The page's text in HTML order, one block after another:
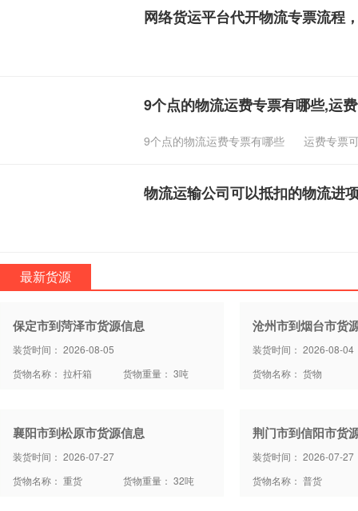
网络货运平台代开物流专票流程
9个点的物流运费专票有哪些,运
9个点的物流运费专票有哪些 运费专票
物流运输公司可以抵扣的物流进
最新货源
保定市到菏泽市货源信息
装货时间： 2026-08-05
货物名称： 拉杆箱
货物重量： 3吨
沧州市到烟台市货
装货时间： 2026-08-04
货物名称： 货物
襄阳市到松原市货源信息
装货时间： 2026-07-27
货物名称： 重货
货物重量： 32吨
荆门市到信阳市货
装货时间： 2026-07-27
货物名称： 普货